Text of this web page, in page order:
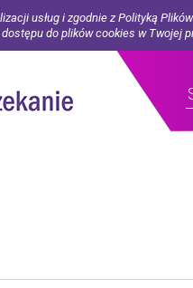
usług i zgodnie z Polityką
do plików cookies w Twojej